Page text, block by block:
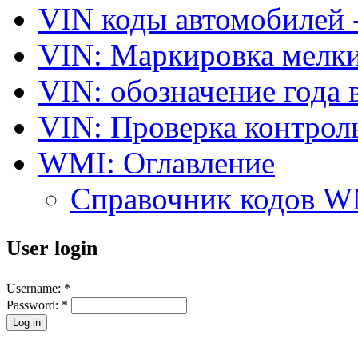
VIN коды автомобилей
VIN: Маркировка
VIN: обозначение года
VIN: Проверка
WMI: Оглавление
Справочник кодов
User login
Username: *
Password: *